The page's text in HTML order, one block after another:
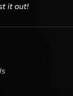
it out!